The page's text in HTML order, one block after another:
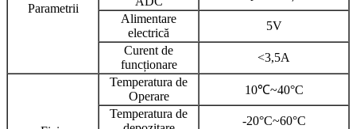
Parametrii
Alimentare
electrică
5V
Curent de
funcționare
<3,5A
Temperatura de
Operare
10℃~40°C
Temperatura de
-20°C~60°C